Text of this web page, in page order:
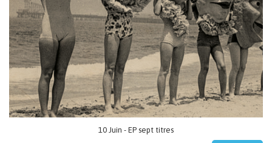
10 Juin - EP sept titres